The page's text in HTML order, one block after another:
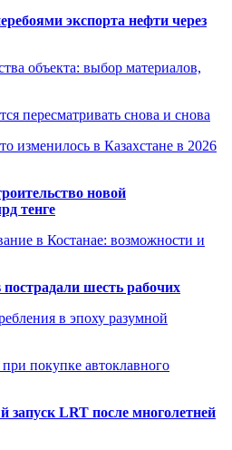
экспорта нефти через
объекта: выбор материалов,
пересматривать снова и снова
изменилось в Казахстане в 2026
новой
тенге
в Костанае: возможности и
шесть рабочих
в эпоху разумной
покупке автоклавного
запуск LRT после многолетней